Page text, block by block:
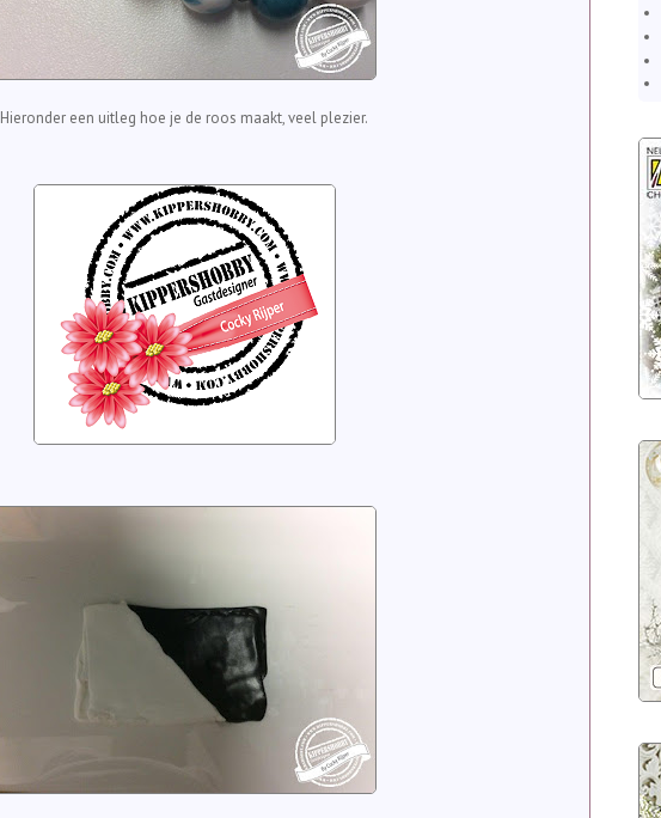
Hieronder een uitleg hoe je de roos maakt, veel plezier.